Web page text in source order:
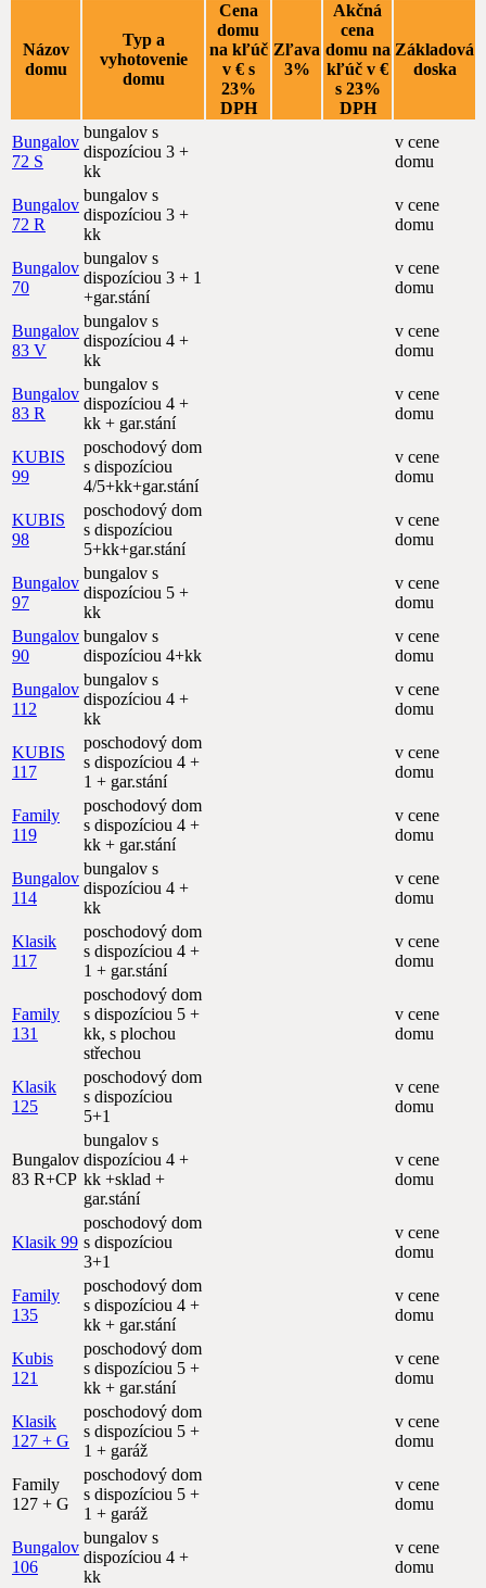
Názov
domu
Typ a
vyhotovenie
domu
Cena
domu
na kľúč
v € s
23%
DPH
Zľava
3%
Akčná
cena
domu na
kľúč v €
s 23%
DPH
Základová
doska
Bungalov
72 S
bungalov s
dispozíciou 3 +
kk
v cene
domu
Bungalov
72 R
bungalov s
dispozíciou 3 +
kk
v cene
domu
Bungalov
70
bungalov s
dispozíciou 3 + 1
+gar.stání
v cene
domu
Bungalov
83 V
bungalov s
dispozíciou 4 +
kk
v cene
domu
Bungalov
83 R
bungalov s
dispozíciou 4 +
kk + gar.stání
v cene
domu
KUBIS
99
poschodový dom
s dispozíciou
4/5+kk+gar.stání
v cene
domu
KUBIS
98
poschodový dom
s dispozíciou
5+kk+gar.stání
v cene
domu
Bungalov
97
bungalov s
dispozíciou 5 +
kk
v cene
domu
Bungalov
90
bungalov s
dispozíciou 4+kk
v cene
domu
Bungalov
112
bungalov s
dispozíciou 4 +
kk
v cene
domu
KUBIS
117
poschodový dom
s dispozíciou 4 +
1 + gar.stání
v cene
domu
Family
119
poschodový dom
s dispozíciou 4 +
kk + gar.stání
v cene
domu
Bungalov
114
bungalov s
dispozíciou 4 +
kk
v cene
domu
Klasik
117
poschodový dom
s dispozíciou 4 +
1 + gar.stání
v cene
domu
Family
131
poschodový dom
s dispozíciou 5 +
kk, s plochou
střechou
v cene
domu
Klasik
125
poschodový dom
s dispozíciou
5+1
v cene
domu
Bungalov
83 R+CP
bungalov s
dispozíciou 4 +
kk +sklad +
gar.stání
v cene
domu
Klasik 99
poschodový dom
s dispozíciou
3+1
v cene
domu
Family
135
poschodový dom
s dispozíciou 4 +
kk + gar.stání
v cene
domu
Kubis
121
poschodový dom
s dispozíciou 5 +
kk + gar.stání
v cene
domu
Klasik
127 + G
poschodový dom
s dispozíciou 5 +
1 + garáž
v cene
domu
Family
127 + G
poschodový dom
s dispozíciou 5 +
1 + garáž
v cene
domu
Bungalov
106
bungalov s
dispozíciou 4 +
kk
v cene
domu